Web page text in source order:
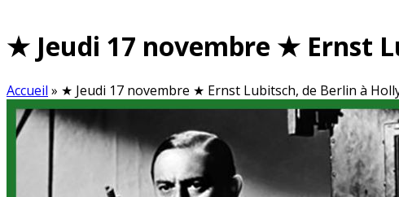
★ Jeudi 17 novembre ★ Ernst
Accueil » ★ Jeudi 17 novembre ★ Ernst Lubitsch, de Berlin à